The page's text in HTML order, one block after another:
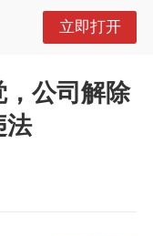
立即打开
，公司解除
法